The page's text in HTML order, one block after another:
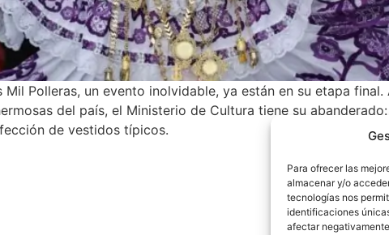
Para ofrecer las
almacenar y/o
tecnologías nos
identificaciones
afectar
Polleras, un evento inolvidable, ya están en su etapa
del país, el Ministerio de Cultura tiene su
de vestidos típicos.